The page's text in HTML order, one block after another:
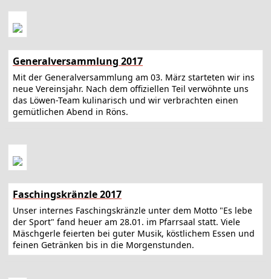
Generalversammlung 2017
Mit der Generalversammlung am 03. März starteten wir ins
neue Vereinsjahr. Nach dem offiziellen Teil verwöhnte uns
das Löwen-Team kulinarisch und wir verbrachten einen
gemütlichen Abend in Röns.
Faschingskränzle 2017
Unser internes Faschingskränzle unter dem Motto "Es lebe
der Sport" fand heuer am 28.01. im Pfarrsaal statt. Viele
Mäschgerle feierten bei guter Musik, köstlichem Essen und
feinen Getränken bis in die Morgenstunden.